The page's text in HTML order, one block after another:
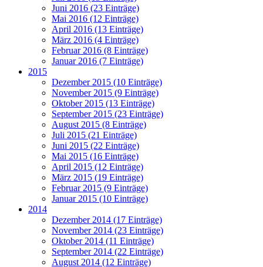
Juni 2016 (23 Einträge)
Mai 2016 (12 Einträge)
April 2016 (13 Einträge)
März 2016 (4 Einträge)
Februar 2016 (8 Einträge)
Januar 2016 (7 Einträge)
2015
Dezember 2015 (10 Einträge)
November 2015 (9 Einträge)
Oktober 2015 (13 Einträge)
September 2015 (23 Einträge)
August 2015 (8 Einträge)
Juli 2015 (21 Einträge)
Juni 2015 (22 Einträge)
Mai 2015 (16 Einträge)
April 2015 (12 Einträge)
März 2015 (19 Einträge)
Februar 2015 (9 Einträge)
Januar 2015 (10 Einträge)
2014
Dezember 2014 (17 Einträge)
November 2014 (23 Einträge)
Oktober 2014 (11 Einträge)
September 2014 (22 Einträge)
August 2014 (12 Einträge)